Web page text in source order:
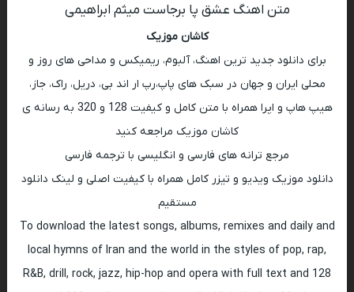
متن اهنگ عشق پا برجاست میثم ابراهیمی
کاشان موزیک
برای دانلود جدید ترین اهنگ، آلبوم، ریمیکس و مداحی های روز و
محلی ایران و جهان در سبک های پاپ،رپ ار اند بی، دریل، راک، جاز،
هیپ هاپ و اپرا همراه با متن کامل و کیفیت 128 و 320 به رسانه ی
کاشان موزیک مراجعه کنید
مرجع ترانه های فارسی و انگلیسی با ترجمه فارسی
دانلود موزیک ویدیو و تیزر کامل همراه با کیفیت اصلی و لینک دانلود
مستقیم
To download the latest songs, albums, remixes and daily and
local hymns of Iran and the world in the styles of pop, rap,
R&B, drill, rock, jazz, hip-hop and opera with full text and 128